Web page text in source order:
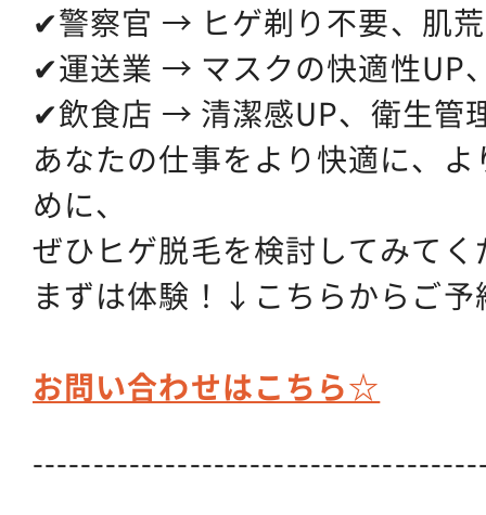
✔警察官 → ヒゲ剃り不要、肌
✔運送業 → マスクの快適性UP
✔飲食店 → 清潔感UP、衛生管
あなたの仕事をより快適に、
めに、
ぜひヒゲ脱毛を検討してみてく
まずは体験！↓こちらからご予
お問い合わせはこちら☆